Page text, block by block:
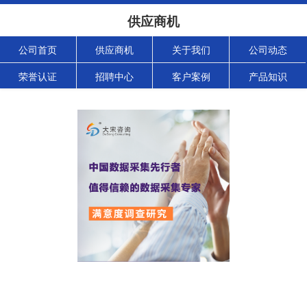
供应商机
公司首页 供应商机 关于我们 公司动态
荣誉认证 招聘中心 客户案例 产品知识